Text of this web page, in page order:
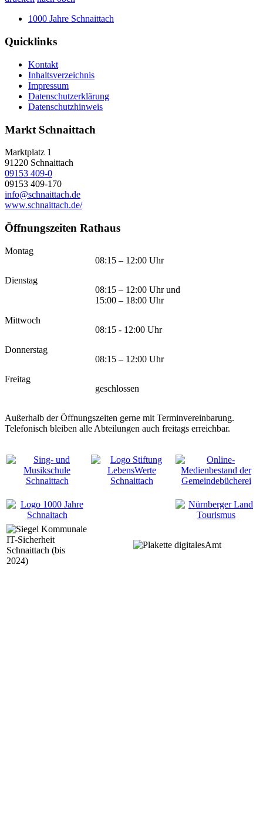
1000 Jahre Schnaittach
Quicklinks
Kontakt
Inhaltsverzeichnis
Impressum
Datenschutzerklärung
Datenschutzhinweis
Markt Schnaittach
Marktplatz 1
91220 Schnaittach
09153 409-0
09153 409-170
info@schnaittach.de
www.schnaittach.de/
Öffnungszeiten Rathaus
Montag
08:15 – 12:00 Uhr
Dienstag
08:15 – 12:00 Uhr und
15:00 – 18:00 Uhr
Mittwoch
08:15 - 12:00 Uhr
Donnerstag
08:15 – 12:00 Uhr
Freitag
geschlossen
Außerhalb der Öffnungszeiten gerne mit Terminvereinbarung.
Telefonisch bleiben alle Abteilungen auch freitags erreichbar.